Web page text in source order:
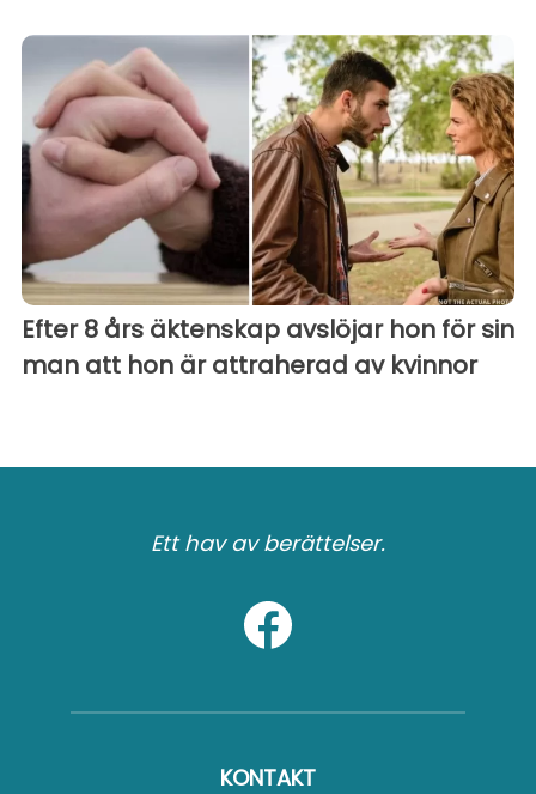
Efter 8 års äktenskap avslöjar hon för sin
man att hon är attraherad av kvinnor
Ett hav av berättelser.
KONTAKT